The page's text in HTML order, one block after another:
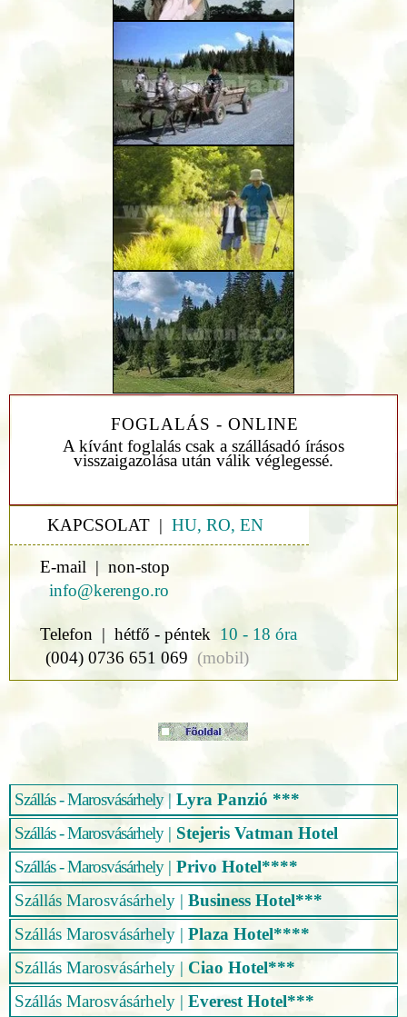
Szállás - Marosvásárhely| Lyra Panzió ***
Szállás - Marosvásárhely| Stejeris Vatman Hotel
Szállás - Marosvásárhely| Privo Hotel****
Szállás Marosvásárhely | Business Hotel***
Szállás Marosvásárhely | Plaza Hotel****
Szállás Marosvásárhely | Ciao Hotel***
Szállás Marosvásárhely | Everest Hotel***
FOGLALÁS - ONLINE
A kívánt foglalás csak a szállásadó írásos
visszaigazolása után válik véglegessé.
KAPCSOLAT | HU, RO, EN
E-mail | non-stop
info@kerengo.ro
Telefon | hétfő - péntek 10 - 18 óra
(004) 0736 651 069 (mobil)